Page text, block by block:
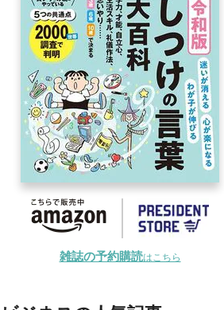
雑誌の予約購読はこちら